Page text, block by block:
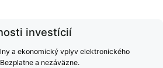
investícií
a ekonomický vplyv elektronického
a nezáväzne.